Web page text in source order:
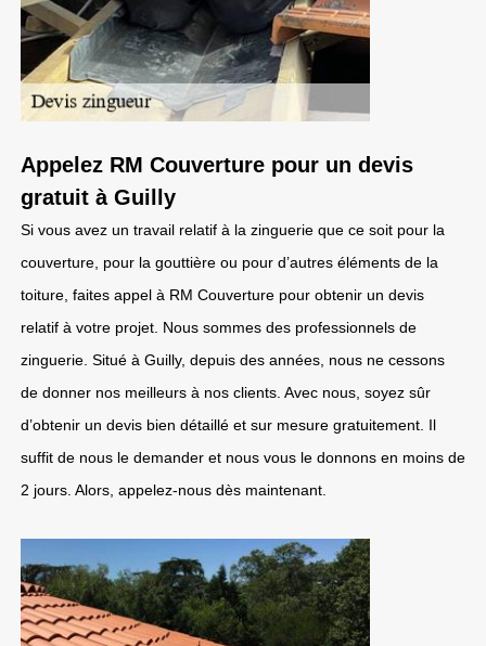
Appelez RM Couverture pour un devis
gratuit à Guilly
Si vous avez un travail relatif à la zinguerie que ce soit pour la
couverture, pour la gouttière ou pour d’autres éléments de la
toiture, faites appel à RM Couverture pour obtenir un devis
relatif à votre projet. Nous sommes des professionnels de
zinguerie. Situé à Guilly, depuis des années, nous ne cessons
de donner nos meilleurs à nos clients. Avec nous, soyez sûr
d’obtenir un devis bien détaillé et sur mesure gratuitement. Il
suffit de nous le demander et nous vous le donnons en moins de
2 jours. Alors, appelez-nous dès maintenant.